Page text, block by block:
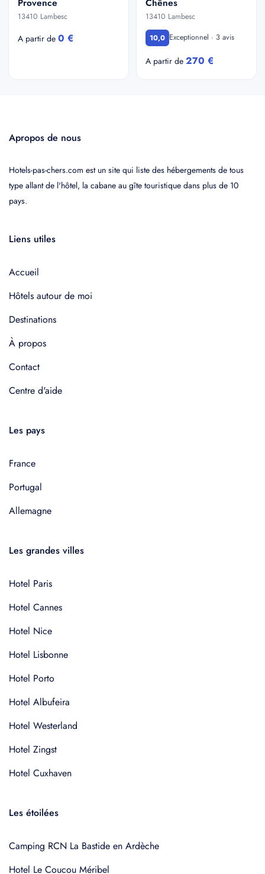
13410 Lambesc
A partir de 0 €
13410 Lambesc
10,0 Exceptionnel · 3 avis
A partir de 270 €
Apropos de nous
Hotels-pas-chers.com est un site qui liste des hébergements de tous
type allant de l'hôtel, la cabane au gîte touristique dans plus de 10
pays.
Liens utiles
Accueil
Hôtels autour de moi
Destinations
À propos
Contact
Centre d'aide
Les pays
France
Portugal
Allemagne
Les grandes villes
Hotel Paris
Hotel Cannes
Hotel Nice
Hotel Lisbonne
Hotel Porto
Hotel Albufeira
Hotel Westerland
Hotel Zingst
Hotel Cuxhaven
Les étoilées
Camping RCN La Bastide en Ardèche
Hotel Le Coucou Méribel